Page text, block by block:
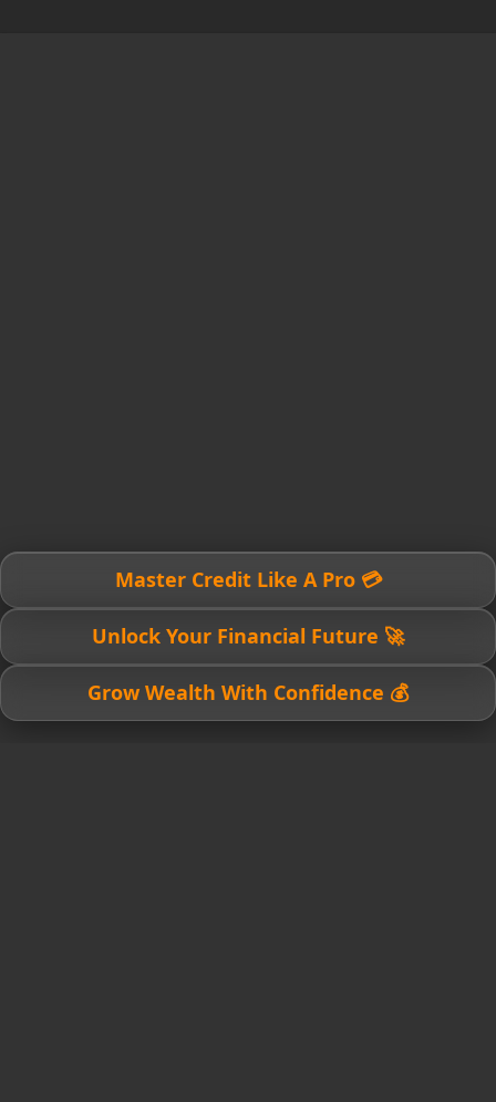
💳 Master Credit Like A Pro
🚀 Unlock Your Financial Future
💰 Grow Wealth With Confidence